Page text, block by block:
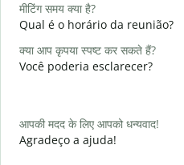
मीटिंग समय क्या है?
Qual é o horário da reunião?
क्या आप कृपया स्पष्ट कर सकते हैं?
Você poderia esclarecer?
आपकी मदद के लिए आपको धन्यवाद!
Agradeço a ajuda!